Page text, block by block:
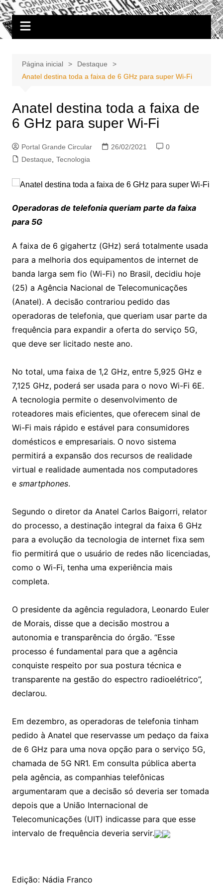
Ir
paraPortal Grande Circular
A zona Leste se encontra aqui!
Página inicial
Destaque
Anatel destina toda a faixa de 6 GHz para super Wi-Fi
Anatel destina toda a faixa de
6 GHz para super Wi-Fi
Portal Grande Circular 26/02/2021
0
Destaque
Tecnologia
Operadoras de telefonia queriam parte da faixa
para 5G
A faixa de 6 gigahertz (GHz) será totalmente usada
para a melhoria dos equipamentos de internet de
banda larga sem fio (Wi-Fi) no Brasil, decidiu hoje
(25) a Agência Nacional de Telecomunicações
(Anatel). A decisão contrariou pedido das
operadoras de telefonia, que queriam usar parte da
frequência para expandir a oferta do serviço 5G,
que deve ser licitado neste ano.
No total, uma faixa de 1,2 GHz, entre 5,925 GHz e
7,125 GHz, poderá ser usada para o novo Wi-Fi 6E.
A tecnologia permite o desenvolvimento de
roteadores mais eficientes, que oferecem sinal de
Wi-Fi mais rápido e estável para consumidores
domésticos e empresariais. O novo sistema
permitirá a expansão dos recursos de realidade
virtual e realidade aumentada nos computadores
e smartphones.
Segundo o diretor da Anatel Carlos Baigorri, relator
do processo, a destinação integral da faixa 6 GHz
para a evolução da tecnologia de internet fixa sem
fio permitirá que o usuário de redes não licenciadas,
como o Wi-Fi, tenha uma experiência mais
completa.
O presidente da agência reguladora, Leonardo Euler
de Morais, disse que a decisão mostrou a
autonomia e transparência do órgão. “Esse
processo é fundamental para que a agência
conquiste respeito por sua postura técnica e
transparente na gestão do espectro radioelétrico”,
declarou.
Em dezembro, as operadoras de telefonia tinham
pedido à Anatel que reservasse um pedaço da faixa
de 6 GHz para uma nova opção para o serviço 5G,
chamada de 5G NR1. Em consulta pública aberta
pela agência, as companhias telefônicas
argumentaram que a decisão só deveria ser tomada
depois que a União Internacional de
Telecomunicações (UIT) indicasse para que esse
intervalo de frequência deveria servir.
Edição: Nádia Franco